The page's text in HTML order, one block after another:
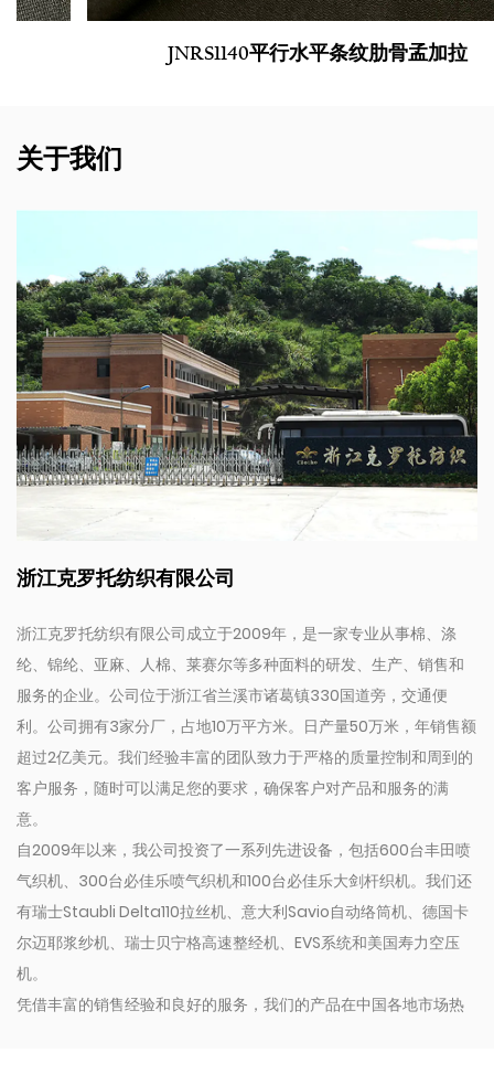
JNRS1140平行水平条纹肋骨孟加拉
关于我们
浙江克罗托纺织有限公司
浙江克罗托纺织有限公司成立于2009年，是一家专业从事棉、涤
纶、锦纶、亚麻、人棉、莱赛尔等多种面料的研发、生产、销售和
服务的企业。公司位于浙江省兰溪市诸葛镇330国道旁，交通便
利。公司拥有3家分厂，占地10万平方米。日产量50万米，年销售额
超过2亿美元。我们经验丰富的团队致力于严格的质量控制和周到的
客户服务，随时可以满足您的要求，确保客户对产品和服务的满
意。
自2009年以来，我公司投资了一系列先进设备，包括600台丰田喷
气织机、300台必佳乐喷气织机和100台必佳乐大剑杆织机。我们还
有瑞士Staubli Delta110拉丝机、意大利Savio自动络筒机、德国卡
尔迈耶浆纱机、瑞士贝宁格高速整经机、EVS系统和美国寿力空压
机。
凭借丰富的销售经验和良好的服务，我们的产品在中国各地市场热